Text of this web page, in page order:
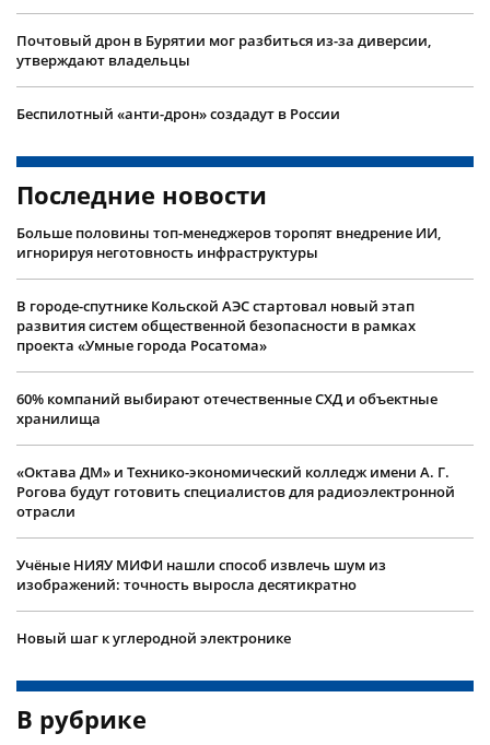
Почтовый дрон в Бурятии мог разбиться из-за диверсии,
утверждают владельцы
Беспилотный «анти-дрон» создадут в России
Последние новости
Больше половины топ-менеджеров торопят внедрение ИИ,
игнорируя неготовность инфраструктуры
В городе-спутнике Кольской АЭС стартовал новый этап
развития систем общественной безопасности в рамках
проекта «Умные города Росатома»
60% компаний выбирают отечественные СХД и объектные
хранилища
«Октава ДМ» и Технико-экономический колледж имени А. Г.
Рогова будут готовить специалистов для радиоэлектронной
отрасли
Учëные НИЯУ МИФИ нашли способ извлечь шум из
изображений: точность выросла десятикратно
Новый шаг к углеродной электронике
В рубрике